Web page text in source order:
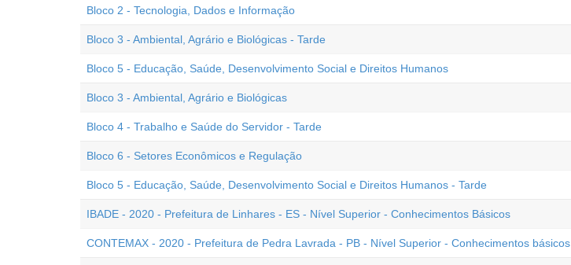
Bloco 2 - Tecnologia, Dados e Informação
Bloco 3 - Ambiental, Agrário e Biológicas - Tarde
Bloco 5 - Educação, Saúde, Desenvolvimento Social e Direitos Humanos
Bloco 3 - Ambiental, Agrário e Biológicas
Bloco 4 - Trabalho e Saúde do Servidor - Tarde
Bloco 6 - Setores Econômicos e Regulação
Bloco 5 - Educação, Saúde, Desenvolvimento Social e Direitos Humanos - Tarde
IBADE - 2020 - Prefeitura de Linhares - ES - Nível Superior - Conhecimentos Básicos
CONTEMAX - 2020 - Prefeitura de Pedra Lavrada - PB - Nível Superior - Conhecimentos básicos